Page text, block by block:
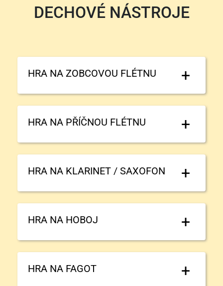
DECHOVÉ NÁSTROJE
HRA NA ZOBCOVOU FLÉTNU
HRA NA PŘÍČNOU FLÉTNU
HRA NA KLARINET / SAXOFON
HRA NA HOBOJ
HRA NA FAGOT